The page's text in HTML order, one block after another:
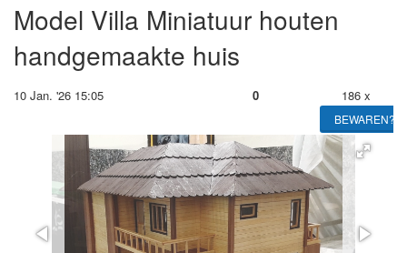
Model Villa Miniatuur houten
handgemaakte huis
10 Jan. '26 15:05 0 186 x
BEWAREN?